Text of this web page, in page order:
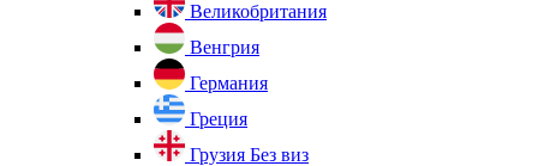
Великобритания
Венгрия
Германия
Греция
Грузия Без виз